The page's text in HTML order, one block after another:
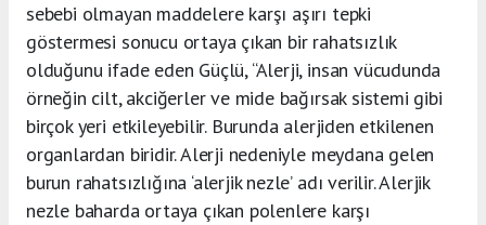
sebebi olmayan maddelere karşı aşırı tepki
göstermesi sonucu ortaya çıkan bir rahatsızlık
olduğunu ifade eden Güçlü, “Alerji, insan vücudunda
örneğin cilt, akciğerler ve mide bağırsak sistemi gibi
birçok yeri etkileyebilir. Burunda alerjiden etkilenen
organlardan biridir. Alerji nedeniyle meydana gelen
burun rahatsızlığına ‘alerjik nezle’ adı verilir. Alerjik
nezle baharda ortaya çıkan polenlere karşı